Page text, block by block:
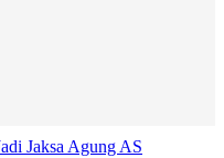
Jaksa Agung AS